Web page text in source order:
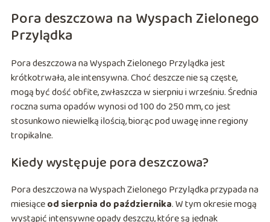
Pora deszczowa na Wyspach Zielonego
Przylądka
Pora deszczowa na Wyspach Zielonego Przylądka jest
krótkotrwała, ale intensywna. Choć deszcze nie są częste,
mogą być dość obfite, zwłaszcza w sierpniu i wrześniu. Średnia
roczna suma opadów wynosi od 100 do 250 mm, co jest
stosunkowo niewielką ilością, biorąc pod uwagę inne regiony
tropikalne.
Kiedy występuje pora deszczowa?
Pora deszczowa na Wyspach Zielonego Przylądka przypada na
miesiąceod sierpnia do października. W tym okresie mogą
wystąpić intensywne opady deszczu, które są jednak